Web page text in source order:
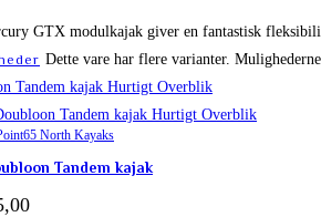
GTX modulkajak giver en fantastisk
Dette vare har flere varianter.
Hurtigt Overblik
Hurtigt Overblik
North Kayaks
Tandem kajak